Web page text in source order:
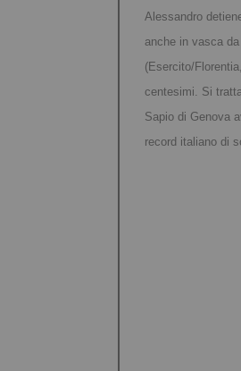
Alessandro
anche in vasca
(Esercito/
centesimi. Si
Sapio di Genova
record italiano di